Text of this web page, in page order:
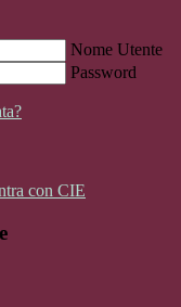
Nome Utente
Password
con CIE